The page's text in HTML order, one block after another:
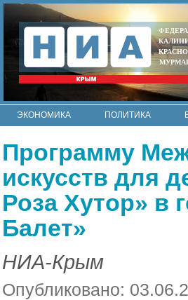
ЭКОНОМИКА ПОЛИТИКА
Программу
искусств для
Роза Хутор» в
Балет»
НИА-Крым
Опубликовано: